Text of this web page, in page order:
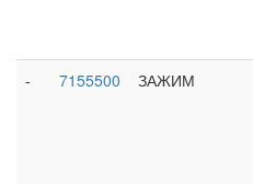
-
7155500 ЗАЖИМ